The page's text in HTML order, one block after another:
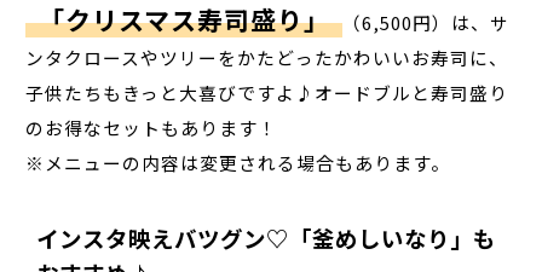
「クリスマス寿司盛り」
（6,500円）は、サ
ンタクロースやツリーをかたどったかわいいお寿司に、
子供たちもきっと大喜びですよ♪オードブルと寿司盛り
のお得なセットもあります！
※メニューの内容は変更される場合もあります。
インスタ映えバツグン♡「釜めしいなり」も